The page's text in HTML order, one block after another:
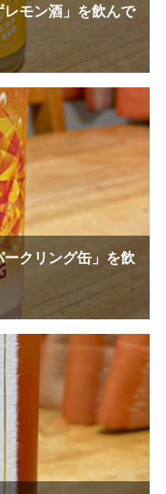
モン酒」を飲んで
クリング缶」を飲